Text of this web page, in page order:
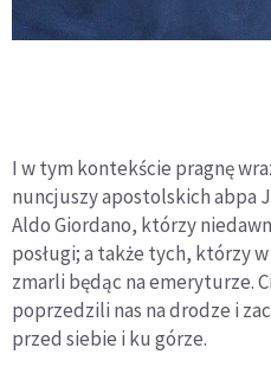
I w tym kontekście pragnę
nuncjuszy apostolskich abpa
Aldo Giordano, którzy
posługi; a także tych, którzy
zmarli będąc na emeryturze.
poprzedzili nas na drodze i
przed siebie i ku górze.